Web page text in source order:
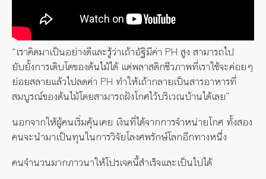
“เราคิดมาเป็นอย่างดีและรู้ว่าเถ้าอัฐิมีค่า PH สูง สามารถไป
ยับยั้งการเติบโตของต้นไม้ได้ แต่พลาสติกชีวภาพที่เราใช้จะค่อยๆ
ย่อยสลายแล้วไปลดค่า PH ทำให้เถ้ากลายเป็นสารอาหารที่
สมบูรณ์ของต้นไม้โดยสามารถฝังโกศไว้บริเวณบ้านได้เลย”
นอกจากให้ผู้คนเริ่มคุ้นเคย เงินที่ได้จากการจำหน่ายโกศ ทั้งสอง
คนจะนำมาเป็นทุนในการวิจัยโลงศพรักษ์โลกอีกทางหนึ่ง
คนจำนวนมากภาวนาให้โปรเจคนี้สำเร็จและเป็นไปได้